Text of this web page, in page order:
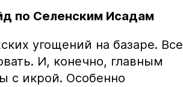
по Селенским Исадам
угощений на базаре. Все
И, конечно, главным
с икрой. Особенно